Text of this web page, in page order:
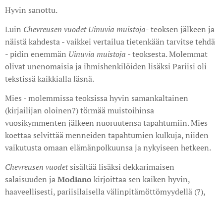
Hyvin sanottu.
Luin Chevreusen vuodet Uinuvia muistoja- teoksen jälkeen ja
näistä kahdesta - vaikkei vertailua tietenkään tarvitse tehdä
- pidin enemmän Uinuvia muistoja - teoksesta. Molemmat
olivat unenomaisia ja ihmishenkilöiden lisäksi Pariisi oli
tekstissä kaikkialla läsnä.
Mies - molemmissa teoksissa hyvin samankaltainen
(kirjailijan oloinen?) törmää muistoihinsa
vuosikymmenten jälkeen nuoruutensa tapahtumiin. Mies
koettaa selvittää menneiden tapahtumien kulkuja, niiden
vaikutusta omaan elämänpolkuunsa ja nykyiseen hetkeen.
Chevreusen vuodetsisältää lisäksi dekkarimaisen
salaisuuden jaModiano kirjoittaa sen kaiken hyvin,
haaveellisesti, pariisilaisella välinpitämöttömyydellä (?),